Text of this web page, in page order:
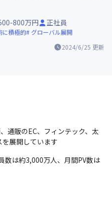
2024/6/25 更新
800万円 正社員
に積極的 グローバル展開
通販のEC、フィンテック、太
展開しています
は約3,000万人、月間PV数は